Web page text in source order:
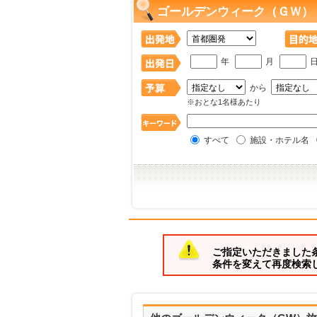
ゴールデンウィーク（ＧＷ
年 月
から
※おとな1名様あたり
すべて 施設・ホテル名
ご指定いただきました
条件を変えて再度検索